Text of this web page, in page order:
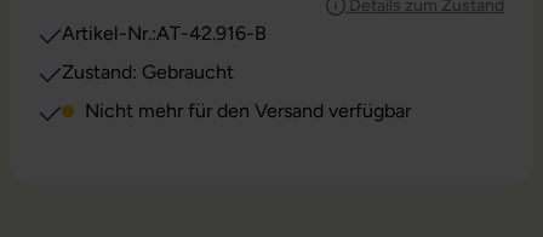
Details zum Zustand
Artikel-Nr.:AT-42.916-B
Zustand: Gebraucht
Nicht mehr für den Versand verfügbar